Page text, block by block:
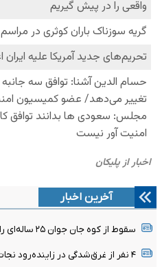
آخرین اخبار
سقوط از کوه جان جوان ۲۵ ساله‌ای را در خمینی‌شهر گرفت